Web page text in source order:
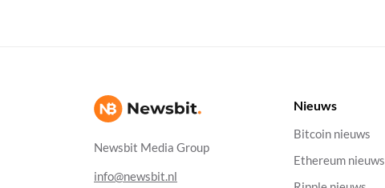
Newsbit Media Group
info@newsbit.nl
Nieuws
Bitcoin nieuws
Ethereum nieuws